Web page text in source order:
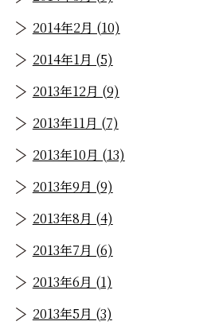
2014年2月 (10)
2014年1月 (5)
2013年12月 (9)
2013年11月 (7)
2013年10月 (13)
2013年9月 (9)
2013年8月 (4)
2013年7月 (6)
2013年6月 (1)
2013年5月 (3)